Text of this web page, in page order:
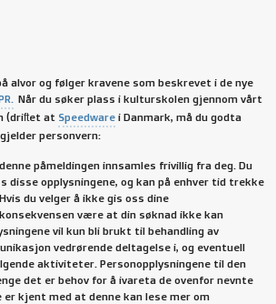
alvor og følger kravene som beskrevet i de nye
Når du søker plass i kulturskolen gjennom vårt
(driftet at Speedware i Danmark, må du godta
personvern:
påmeldingen innsamles frivillig fra deg. Du
disse opplysningene, og kan på enhver tid trekke
du velger å ikke gis oss dine
være at din søknad ikke kan
vil kun bli brukt til behandling av
vedrørende deltagelse i, og eventuell
aktiviteter. Personopplysningene til den
det er behov for å ivareta de ovenfor nevnte
kjent med at denne kan lese mer om